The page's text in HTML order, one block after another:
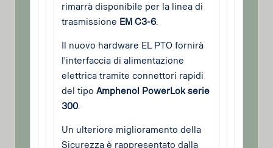
rimarrà disponibile per la linea di
trasmissione EM C3-6.
Il nuovo hardware EL PTO fornirà
l'interfaccia di alimentazione
elettrica tramite connettori rapidi
del tipo Amphenol PowerLok serie
300.
Un ulteriore miglioramento della
Sicurezza è rappresentato dalla